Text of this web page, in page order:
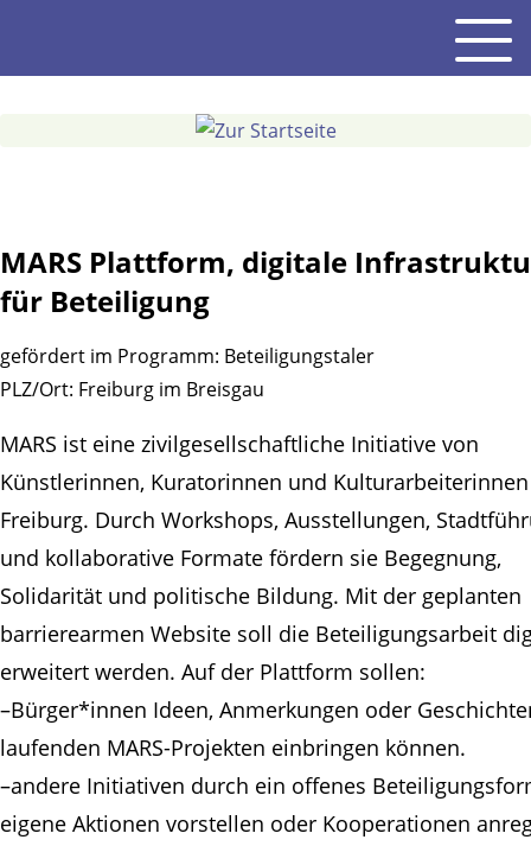
Inhalt
MARS Plattform, digitale
für Beteiligung
gefördert im Programm: Beteiligungstaler
PLZ/Ort: Freiburg im Breisgau
MARS ist eine zivilgesellschaftliche Initiative von
Künstlerinnen, Kuratorinnen und
Freiburg. Durch Workshops, Ausstellungen,
und kollaborative Formate fördern sie Begegnung,
Solidarität und politische Bildung. Mit der geplanten
barrierearmen Website soll die Beteiligungsarbeit
erweitert werden. Auf der Plattform sollen:
–Bürger*innen Ideen, Anmerkungen oder
laufenden MARS-Projekten einbringen können.
–andere Initiativen durch ein offenes
eigene Aktionen vorstellen oder Kooperationen